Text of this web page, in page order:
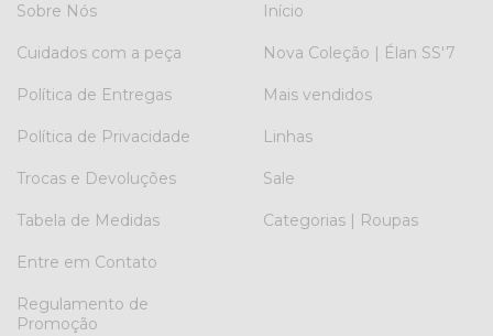
Sobre Nós
Cuidados com a peça
Política de Entregas
Política de Privacidade
Trocas e Devoluções
Tabela de Medidas
Entre em Contato
Regulamento de
Promoção
Início
Nova Coleção | Élan SS'7
Mais vendidos
Linhas
Sale
Categorias | Roupas